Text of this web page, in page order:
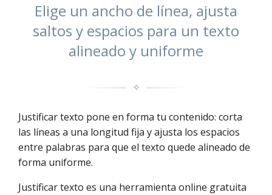
Elige un ancho de línea, ajusta
saltos y espacios para un texto
alineado y uniforme
✧
Justificar texto pone en forma tu contenido: corta
las líneas a una longitud fija y ajusta los espacios
entre palabras para que el texto quede alineado de
forma uniforme.
Justificar texto es una herramienta online gratuita